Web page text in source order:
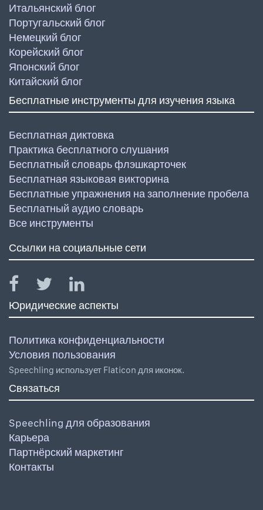
Итальянский блог
Португальский блог
Немецкий блог
Корейский блог
Японский блог
Китайский блог
Бесплатные инструменты для изучения языка
Бесплатная диктовка
Практика бесплатного слушания
Бесплатный словарь флэшкарточек
Бесплатная языковая викторина
Бесплатные упражнения на заполнение пробела
Бесплатный аудио словарь
Все инструменты
Ссылки на социальные сети
Юридические аспекты
Политика конфиденциальности
Условия пользования
Speechling использует Flaticon для иконок.
Связаться
Speechling для образования
Карьера
Партнёрский маркетинг
Контакты